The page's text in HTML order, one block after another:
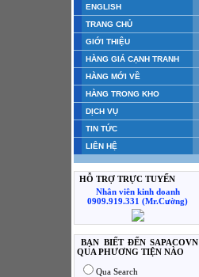
ENGLISH
TRANG CHỦ
GIỚI THIỆU
HÀNG GIÁ CẠNH TRANH
HÀNG MỚI VỀ
HÀNG TRONG KHO
DỊCH VỤ
TIN TỨC
LIÊN HỆ
HỖ TRỢ TRỰC TUYẾN
Nhân viên kinh doanh
0909.919.331 (Mr.Cường)
BẠN BIẾT ĐẾN SAPACOVN
QUA PHƯƠNG TIỆN NÀO
Qua Search